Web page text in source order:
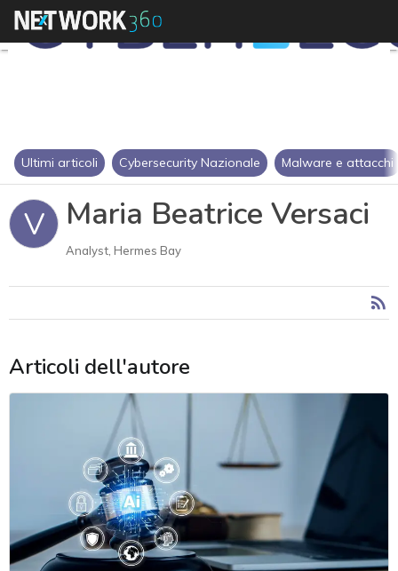
Ultimi articoli Cybersecurity Nazionale Malware e attacchi
V Maria Beatrice Versaci
Analyst, Hermes Bay
Articoli dell'autore